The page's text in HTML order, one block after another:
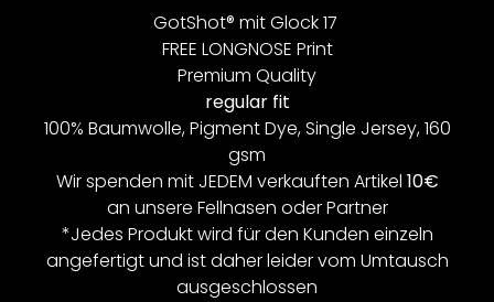
GotShot® mit Glock 17
FREE LONGNOSE Print
Premium Quality
regular fit
100% Baumwolle, Pigment Dye, Single Jersey, 160
gsm
Wir spenden mit JEDEM verkauften Artikel 10€
an unsere Fellnasen oder Partner
*Jedes Produkt wird für den Kunden einzeln
angefertigt und ist daher leider vom Umtausch
ausgeschlossen